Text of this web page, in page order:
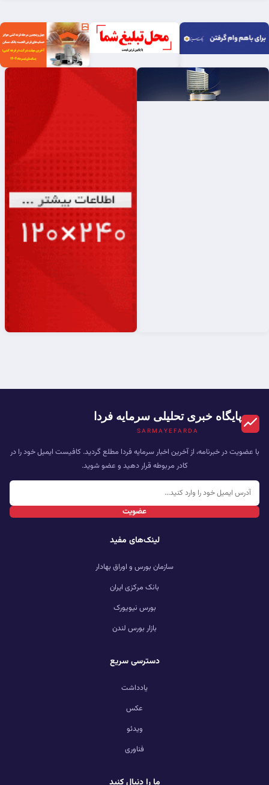
پایگاه خبری تحلیلی سرمایه فردا
SARMAYEFARDA
با عضویت در خبرنامه، از آخرین اخبار سرمایه فردا مطلع گردید. کافیست ایمیل خود را در
کادر مربوطه قرار دهید و عضو شوید.
عضویت
لینک‌های مفید
سازمان بورس و اوراق بهادار
بانک مرکزی ایران
بورس نیویورک
بازار بورس لندن
دسترسی سریع
یادداشت
عکس
ویدئو
فناوری